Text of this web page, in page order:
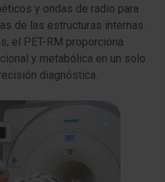
y ondas de radio para
de las estructuras internas.
el PET-RM proporciona
y metabólica en un solo
diagnóstica.